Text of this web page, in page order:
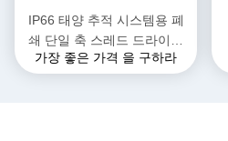
IP66 태양 추적 시스템용 폐
쇄 단일 축 스레드 드라이브
기어박스
가장 좋은 가격 을 구하라